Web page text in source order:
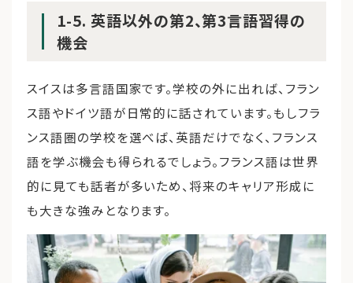
1-5. 英語以外の第2、第3言語習得の
機会
スイスは多言語国家です。学校の外に出れば、フラン
ス語やドイツ語が日常的に話されています。もしフラ
ンス語圏の学校を選べば、英語だけでなく、フランス
語を学ぶ機会も得られるでしょう。フランス語は世界
的に見ても話者が多いため、将来のキャリア形成に
も大きな強みとなります。